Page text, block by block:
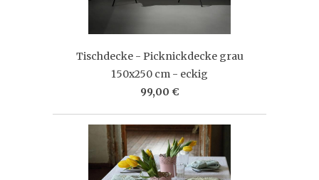
Tischdecke - Picknickdecke grau
150x250 cm - eckig
99,00 €